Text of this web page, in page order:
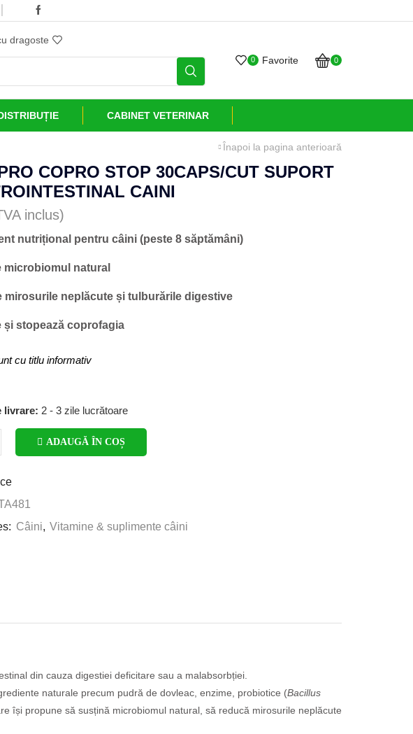
dragoste
0 Favorite 0
CABINET VETERINAR
Înapoi la pagina anterioară
COPRO STOP 30CAPS/CUT SUPORT
CAINI
inclus)
nutrițional pentru câini (peste 8 săptămâni)
microbiomul natural
mirosurile neplăcute și tulburările digestive
și stopează coprofagia
cu titlu informativ
livrare: 2 - 3 zile lucrătoare
ADAUGĂ ÎN COȘ
Câini, Vitamine & suplimente câini
din cauza digestiei deficitare sau a malabsorbției.
naturale precum pudră de dovleac, enzime, probiotice (Bacillus
își propune să susțină microbiomul natural, să reducă mirosurile neplăcute